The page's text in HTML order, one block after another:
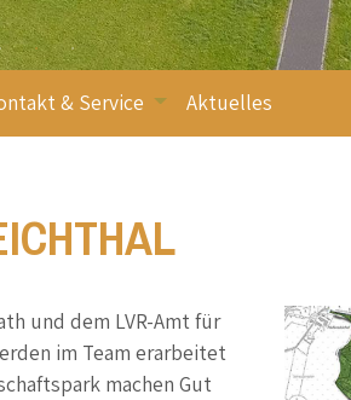
& Service
Aktuelles
Lernangeboten
und dem LVR-Amt für
im Team erarbeitet
machen Gut